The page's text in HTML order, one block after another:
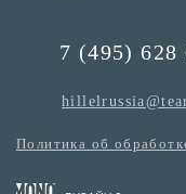
7 (495) 628
Политика об